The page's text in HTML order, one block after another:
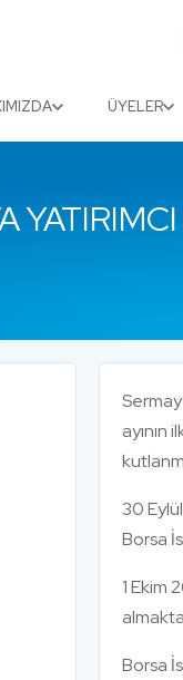
ÜYELER
ayının
30
Borsa
1 Ekim
Borsa